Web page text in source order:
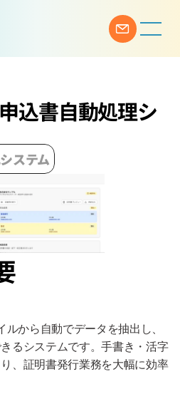
込書自動処理シ
ステム
から自動でデータを抽出し、
るシステムです。手書き・活字
、証明書発行業務を大幅に効率